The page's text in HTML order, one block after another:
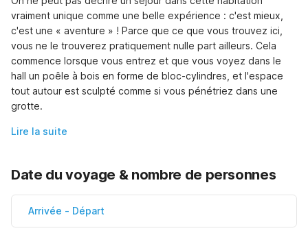
vraiment unique comme une belle expérience : c'est mieux,
c'est une « aventure » ! Parce que ce que vous trouvez ici,
vous ne le trouverez pratiquement nulle part ailleurs. Cela
commence lorsque vous entrez et que vous voyez dans le
hall un poêle à bois en forme de bloc-cylindres, et l'espace
tout autour est sculpté comme si vous pénétriez dans une
grotte.
Lire la suite
Date du voyage & nombre de personnes
Arrivée - Départ